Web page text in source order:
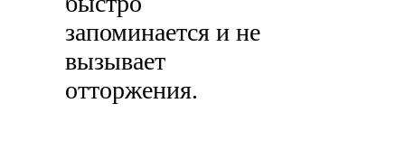
запоминается и не
вызывает
отторжения.